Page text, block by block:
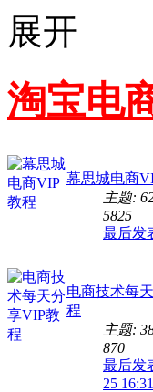
淘宝电
幕思城电商
主题:
5825
最后发
电商技术每
程
主题:
870
最后发
25 16:31